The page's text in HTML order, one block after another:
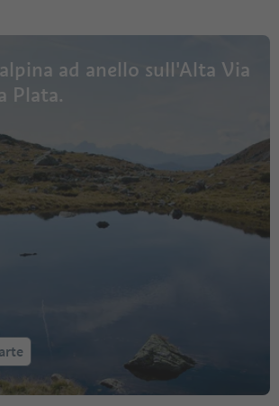
ad anello sull'Alta Via
Plata.